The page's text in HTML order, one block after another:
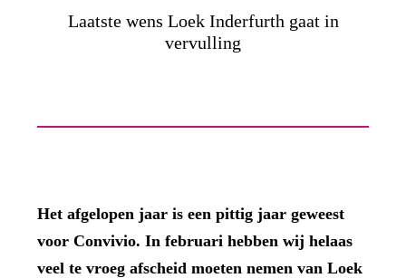
Laatste wens Loek Inderfurth gaat in
vervulling
Het afgelopen jaar is een pittig jaar geweest
voor Convivio. In februari hebben wij helaas
veel te vroeg afscheid moeten nemen van Loek